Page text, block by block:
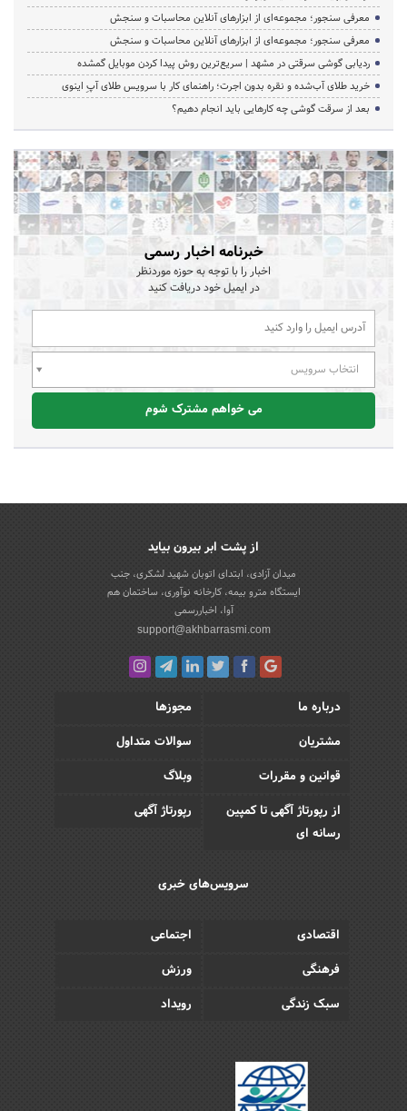
معرفی سنجور؛ مجموعه‌ای از ابزارهای آنلاین محاسبات و سنجش
معرفی سنجور؛ مجموعه‌ای از ابزارهای آنلاین محاسبات و سنجش
ردیابی گوشی سرقتی در مشهد | سریع‌ترین روش پیدا کردن موبایل گمشده
خرید طلای آب‌شده و نقره بدون اجرت؛ راهنمای کار با سرویس طلای آپِ اینوی
بعد از سرقت گوشی چه کارهایی باید انجام دهیم؟
خبرنامه اخبار رسمی
اخبار را با توجه به حوزه موردنظر
در ایمیل خود دریافت کنید
انتخاب سرویس
می خواهم مشترک شوم
از پشت ابر بیرون بیاید
میدان آزادی، ابتدای اتوبان شهید لشکری، جنب
ایستگاه مترو بیمه، کارخانه نوآوری، ساختمان هم
آوا، اخباررسمی
support@akhbarrasmi.com
درباره ما
مجوزها
مشتریان
سوالات متداول
قوانین و مقررات
وبلاگ
از رپورتاژ آگهی تا کمپین
رسانه ای
رپورتاژ آگهی
سرویس‌های خبری
اقتصادی
اجتماعی
فرهنگی
ورزش
سبک زندگی
رویداد